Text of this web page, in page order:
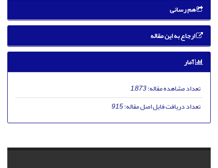
هم رسانی
ارجاع به این مقاله
آمار
تعداد مشاهده مقاله:1,873
تعداد دریافت فایل اصل مقاله:915